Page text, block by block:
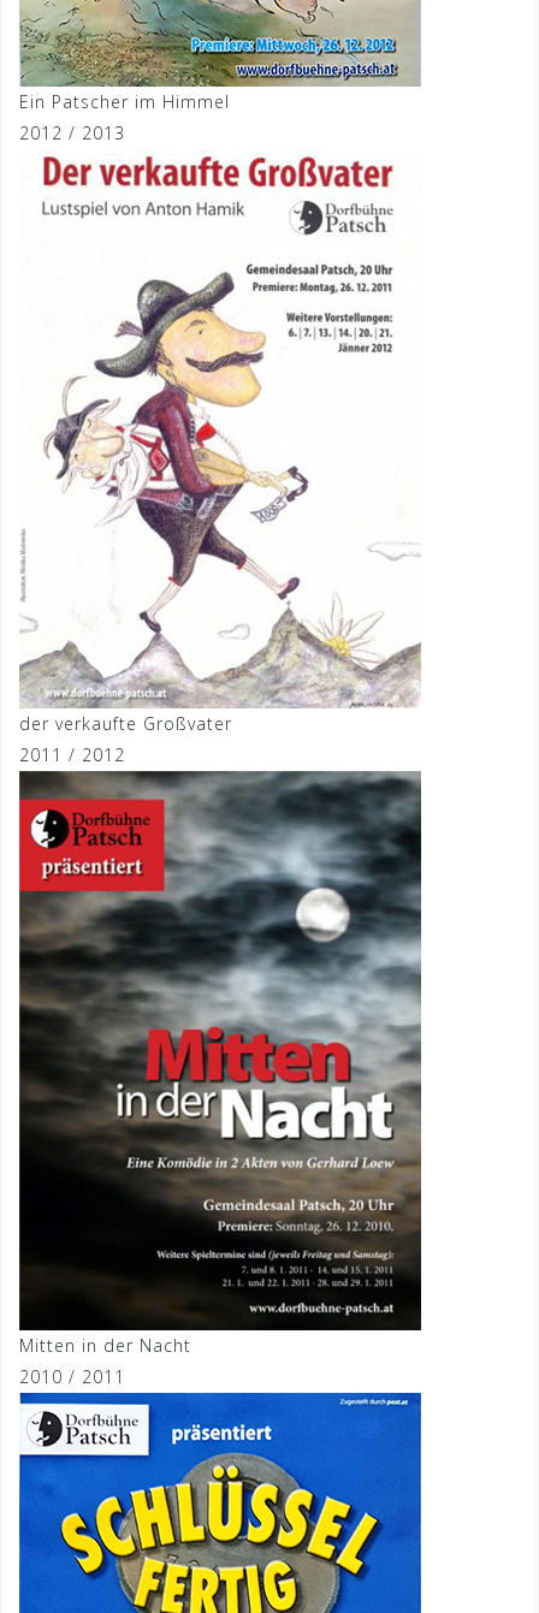
Ein Patscher im Himmel
2012 / 2013
der verkaufte Großvater
2011 / 2012
Mitten in der Nacht
2010 / 2011